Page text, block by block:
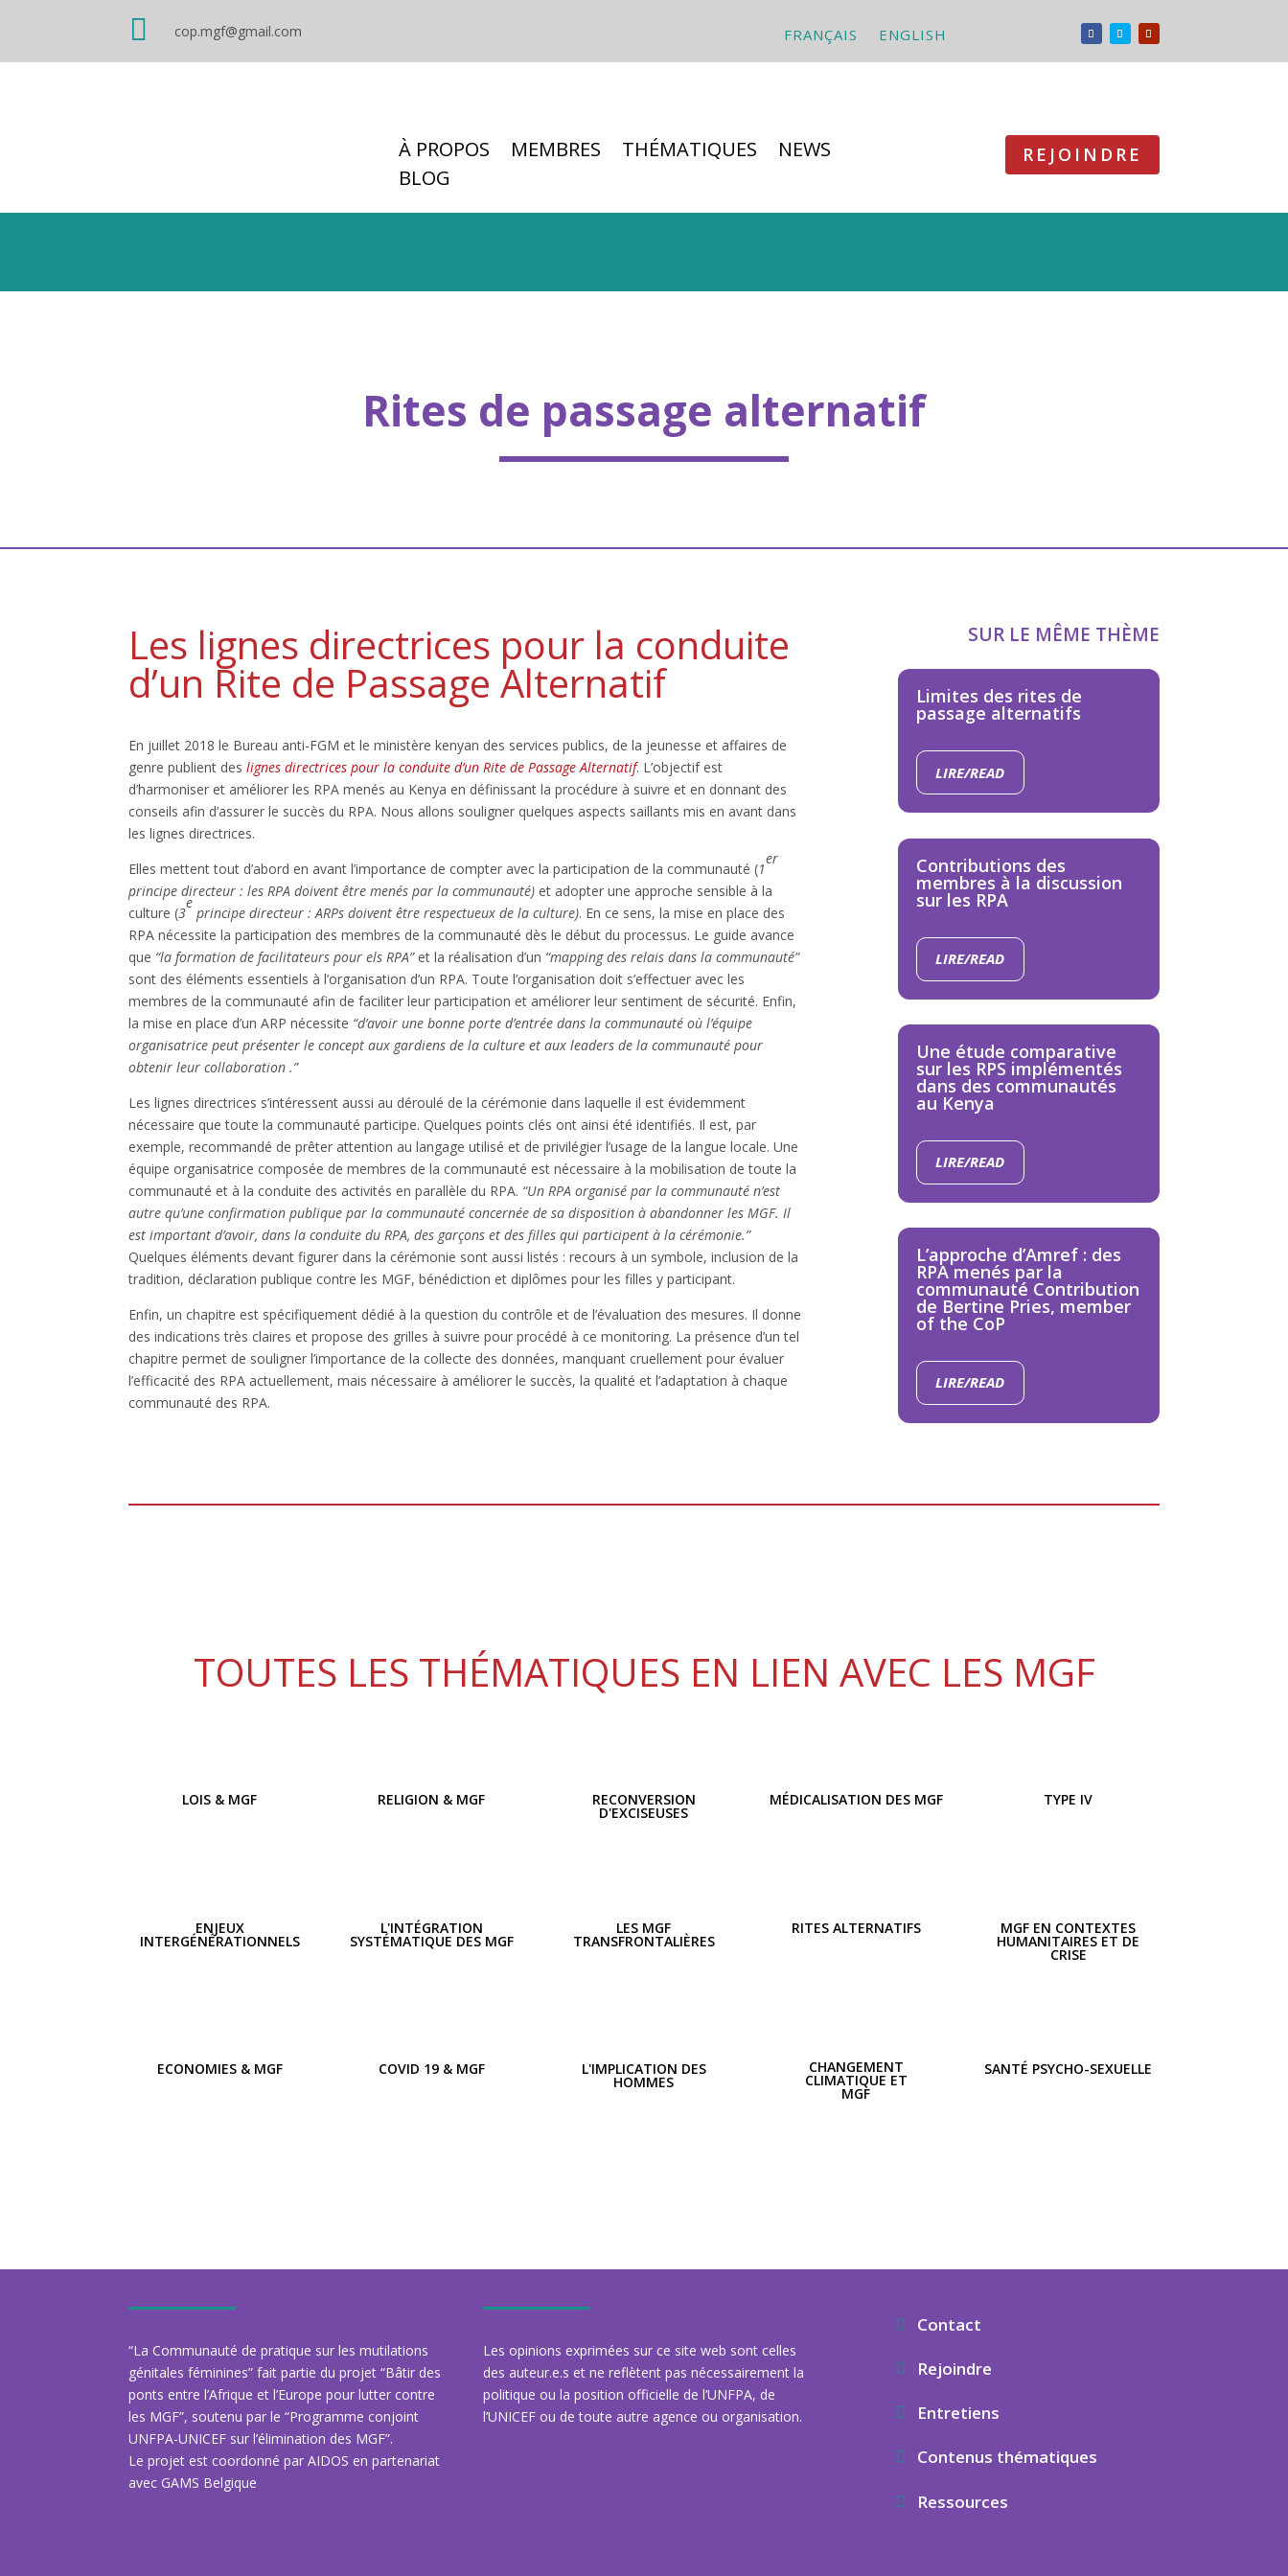
 cop.mgf@gmail.com FRANÇAIS ENGLISH
À PROPOS MEMBRES THÉMATIQUES
NEWS
BLOG
REJOINDRE
Rites de passage alternatif
Les lignes directrices pour la conduite
d’un Rite de Passage Alternatif
En juillet 2018 le Bureau anti-FGM et le ministère kenyan des services publics, de la jeunesse et affaires de
genre publient deslignes directrices pour la conduite d’un Rite de Passage Alternatif. L’objectif est
d’harmoniser et améliorer les RPA menés au Kenya en définissant la procédure à suivre et en donnant des
conseils afin d’assurer le succès du RPA. Nous allons souligner quelques aspects saillants mis en avant dans
les lignes directrices.
Elles mettent tout d’abord en avant l’importance de compter avec la participation de la communauté (1
er
principe directeur : les RPA doivent être menés par la communauté) et adopter une approche sensible à la
culture (3
e
principe directeur : ARPs doivent être respectueux de la culture). En ce sens, la mise en place des
RPA nécessite la participation des membres de la communauté dès le début du processus. Le guide avance
que “la formation de facilitateurs pour els RPA”et la réalisation d’un “mapping des relais dans la communauté”
sont des éléments essentiels à l’organisation d’un RPA. Toute l’organisation doit s’effectuer avec les
membres de la communauté afin de faciliter leur participation et améliorer leur sentiment de sécurité. Enfin,
la mise en place d’un ARP nécessite “d’avoir une bonne porte d’entrée dans la communauté où l’équipe
organisatrice peut présenter le concept aux gardiens de la culture et aux leaders de la communauté pour
obtenir leur collaboration .”
Les lignes directrices s’intéressent aussi au déroulé de la cérémonie dans laquelle il est évidemment
nécessaire que toute la communauté participe. Quelques points clés ont ainsi été identifiés. Il est, par
exemple, recommandé de prêter attention au langage utilisé et de privilégier l’usage de la langue locale. Une
équipe organisatrice composée de membres de la communauté est nécessaire à la mobilisation de toute la
communauté et à la conduite des activités en parallèle du RPA. “Un RPA organisé par la communauté n’est
autre qu’une confirmation publique par la communauté concernée de sa disposition à abandonner les MGF. Il
est important d’avoir, dans la conduite du RPA, des garçons et des filles qui participent à la cérémonie.”
Quelques éléments devant figurer dans la cérémonie sont aussi listés : recours à un symbole, inclusion de la
tradition, déclaration publique contre les MGF, bénédiction et diplômes pour les filles y participant.
Enfin, un chapitre est spécifiquement dédié à la question du contrôle et de l’évaluation des mesures. Il donne
des indications très claires et propose des grilles à suivre pour procédé à ce monitoring. La présence d’un tel
chapitre permet de souligner l’importance de la collecte des données, manquant cruellement pour évaluer
l’efficacité des RPA actuellement, mais nécessaire à améliorer le succès, la qualité et l’adaptation à chaque
communauté des RPA.
SUR LE MÊME THÈME
Limites des rites de
passage alternatifs
LIRE/READ
Contributions des
membres à la discussion
sur les RPA
LIRE/READ
Une étude comparative
sur les RPS implémentés
dans des communautés
au Kenya
LIRE/READ
L’approche d’Amref : des
RPA menés par la
communauté Contribution
de Bertine Pries, member
of the CoP
LIRE/READ
TOUTES LES THÉMATIQUES EN LIEN AVEC LES MGF
LOIS & MGF RELIGION & MGF RECONVERSION
D'EXCISEUSES
MÉDICALISATION DES MGF TYPE IV
ENJEUX
INTERGÉNÉRATIONNELS
L'INTÉGRATION
SYSTÉMATIQUE DES MGF
LES MGF
TRANSFRONTALIÈRES
RITES ALTERNATIFS MGF EN CONTEXTES
HUMANITAIRES ET DE
CRISE
ECONOMIES & MGF COVID 19 & MGF L'IMPLICATION DES
HOMMES
CHANGEMENT
CLIMATIQUE ET
MGF
SANTÉ PSYCHO-SEXUELLE
“La Communauté de pratique sur les mutilations
génitales féminines” fait partie du projet “Bâtir des
ponts entre l’Afrique et l’Europe pour lutter contre
les MGF”, soutenu par le “Programme conjoint
UNFPA-UNICEF sur l’élimination des MGF”.
Le projet est coordonné par AIDOS en partenariat
avec GAMS Belgique
Les opinions exprimées sur ce site web sont celles
des auteur.e.s et ne reflètent pas nécessairement la
politique ou la position officielle de l’UNFPA, de
l’UNICEF ou de toute autre agence ou organisation.
Contact
Rejoindre
Entretiens
Contenus thématiques
Ressources